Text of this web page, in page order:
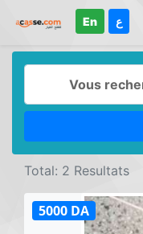
En ع
Total: 2 Resultats
5000 DA